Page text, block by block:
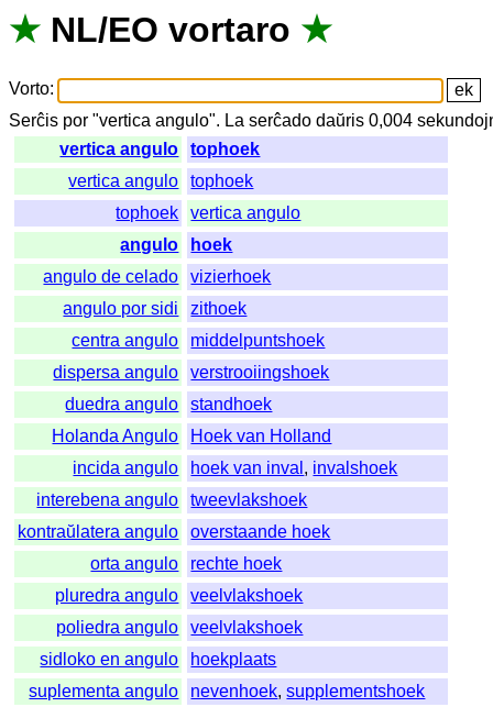
★ NL/EO vortaro ★
Vorto:
Serĉis por "vertica angulo". La serĉado daŭris 0,004
vertica angulo
tophoek
vertica angulo
tophoek
tophoek
vertica angulo
angulo
hoek
angulo de celado
vizierhoek
angulo por sidi
zithoek
centra angulo
middelpuntshoek
dispersa angulo
verstrooiingshoek
duedra angulo
standhoek
Holanda Angulo
Hoek van Holland
incida angulo
hoek van inval , invalshoek
interebena angulo
tweevlakshoek
kontraŭlatera angulo
overstaande hoek
orta angulo
rechte hoek
pluredra angulo
veelvlakshoek
poliedra angulo
veelvlakshoek
sidloko en angulo
hoekplaats
suplementa angulo
nevenhoek,supplementshoek